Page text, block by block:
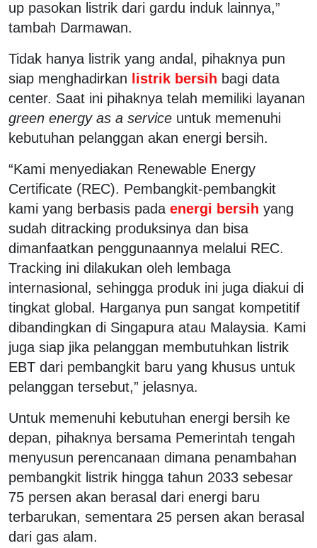
up pasokan listrik dari gardu induk lainnya,”
tambah Darmawan.
Tidak hanya listrik yang andal, pihaknya pun
siap menghadirkan listrik bersih bagi data
center. Saat ini pihaknya telah memiliki layanan
green energy as a service untuk memenuhi
kebutuhan pelanggan akan energi bersih.
“Kami menyediakan Renewable Energy
Certificate (REC). Pembangkit-pembangkit
kami yang berbasis pada energi bersih yang
sudah ditracking produksinya dan bisa
dimanfaatkan penggunaannya melalui REC.
Tracking ini dilakukan oleh lembaga
internasional, sehingga produk ini juga diakui di
tingkat global. Harganya pun sangat kompetitif
dibandingkan di Singapura atau Malaysia. Kami
juga siap jika pelanggan membutuhkan listrik
EBT dari pembangkit baru yang khusus untuk
pelanggan tersebut,” jelasnya.
Untuk memenuhi kebutuhan energi bersih ke
depan, pihaknya bersama Pemerintah tengah
menyusun perencanaan dimana penambahan
pembangkit listrik hingga tahun 2033 sebesar
75 persen akan berasal dari energi baru
terbarukan, sementara 25 persen akan berasal
dari gas alam.